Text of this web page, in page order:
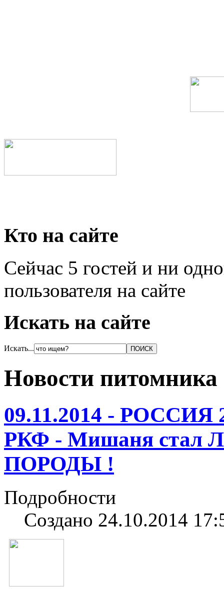
Кто на сайте
Сейчас 5 гостей и ни
пользователя на сайте
Искать на сайте
Искать...
Новости
09.11.2014 - РОССИЯ
РКФ - Мишаня
ПОРОДЫ !
Подробности
Создано 24.10.2014